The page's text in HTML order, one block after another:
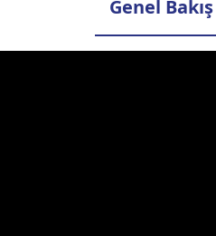
Genel Bakış